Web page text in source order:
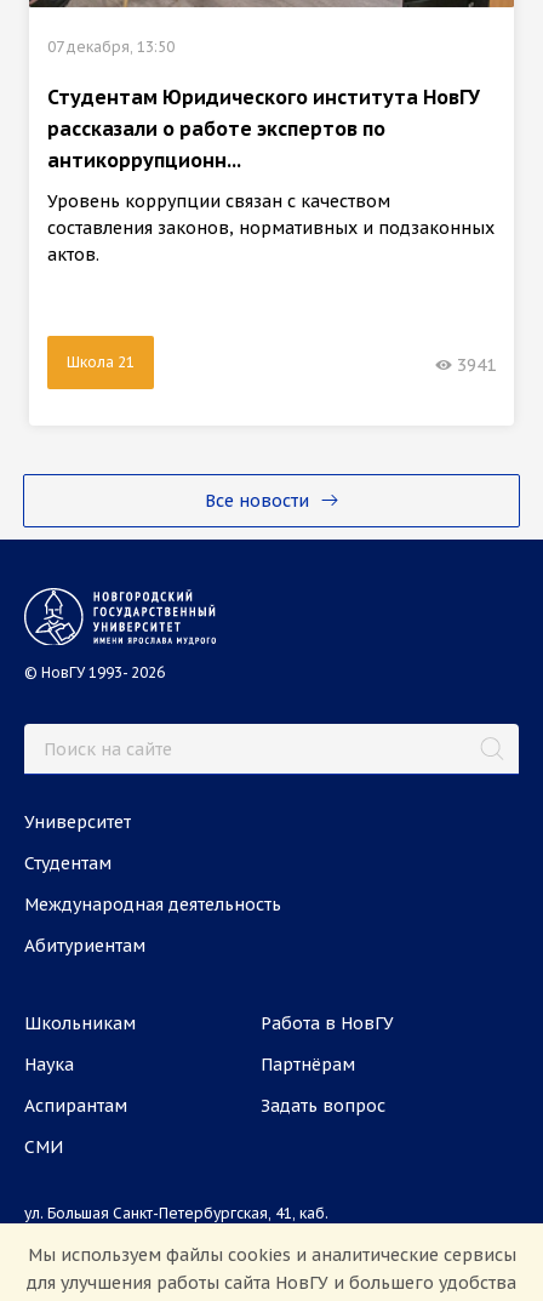
Все новости
07 декабря, 13:50
Студентам Юридического института НовГУ
рассказали о работе экспертов по
антикоррупционн...
Уровень коррупции связан с качеством
составления законов, нормативных и подзаконных
актов.
Школа 21 3941
© НовГУ 1993- 2026
Университет
Студентам
Международная деятельность
Абитуриентам
Школьникам
Наука
Аспирантам
СМИ
Работа в НовГУ
Партнёрам
Задать вопрос
ул. Большая Санкт-Петербургская, 41, каб.
Приемная комиссия: +7(8162)33-20-44
Мы используем файлы cookies и аналитические сервисы
для улучшения работы сайта НовГУ и большего удобства